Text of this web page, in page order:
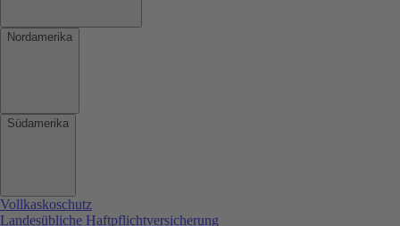
Nordamerika
Südamerika
Vollkaskoschutz
Landesübliche Haftpflichtversicherung